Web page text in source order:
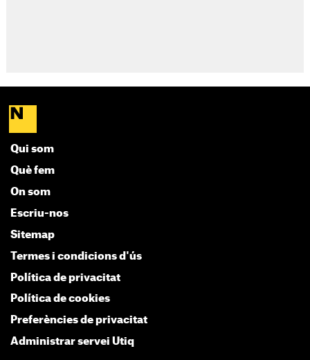
Qui som
Què fem
On som
Escriu-nos
Sitemap
Termes i condicions d'ús
Política de privacitat
Política de cookies
Preferències de privacitat
Administrar servei Utiq